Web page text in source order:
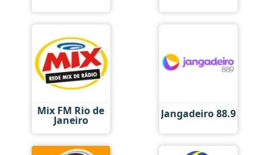
Mix FM Rio de
Janeiro Jangadeiro 88.9